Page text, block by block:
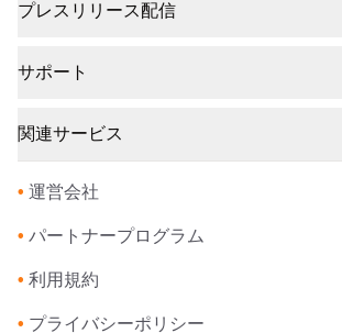
プレスリリース配信
サポート
関連サービス
• 運営会社
• パートナープログラム
• 利用規約
• プライバシーポリシー